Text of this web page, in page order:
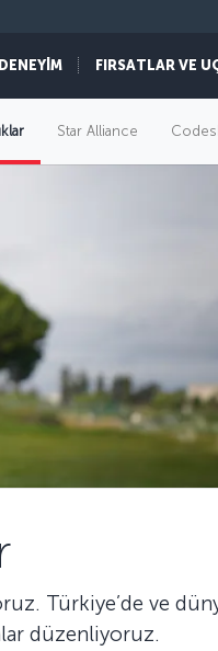
DENEYİM FIRSATLAR VE
Star Alliance
Türkiye’de ve
düzenliyoruz.